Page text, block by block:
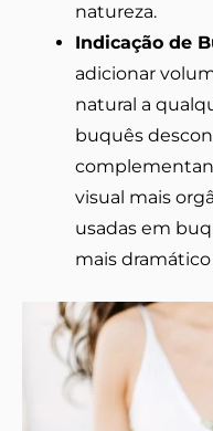
natureza.
Indicação de
adicionar
natural a
buquês
visual mais
usadas em
mais